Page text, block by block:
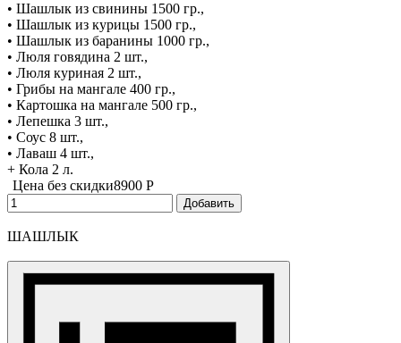
• Шашлык из свинины 1500 гр.,
• Шашлык из курицы 1500 гр.,
• Шашлык из баранины 1000 гр.,
• Люля говядина 2 шт.,
• Люля куриная 2 шт.,
• Грибы на мангале 400 гр.,
• Картошка на мангале 500 гр.,
• Лепешка 3 шт.,
• Соус 8 шт.,
• Лаваш 4 шт.,
+ Кола 2 л.
Цена без скидки8900 P
Добавить
ШАШЛЫК